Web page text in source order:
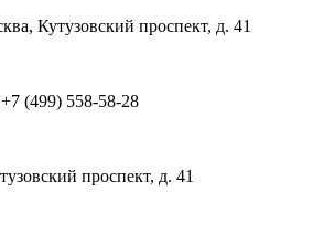
Кутузовский проспект, д. 41
+7 (499) 558-58-28
проспект, д. 41